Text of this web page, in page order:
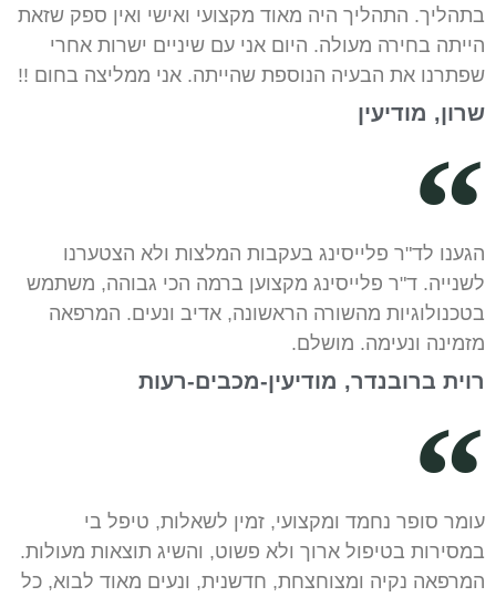
בתהליך. התהליך היה מאוד מקצועי ואישי ואין ספק שזאת
הייתה בחירה מעולה. היום אני עם שיניים ישרות אחרי
שפתרנו את הבעיה הנוספת שהייתה. אני ממליצה בחום !!
שרון, מודיעין
הגענו לד"ר פלייסינג בעקבות המלצות ולא הצטערנו
לשנייה. ד"ר פלייסינג מקצוען ברמה הכי גבוהה, משתמש
בטכנולוגיות מהשורה הראשונה, אדיב ונעים. המרפאה
מזמינה ונעימה. מושלם.
רוית ברובנדר, מודיעין-מכבים-רעות
עומר סופר נחמד ומקצועי, זמין לשאלות, טיפל בי
במסירות בטיפול ארוך ולא פשוט, והשיג תוצאות מעולות.
המרפאה נקיה ומצוחצחת, חדשנית, ונעים מאוד לבוא, כל